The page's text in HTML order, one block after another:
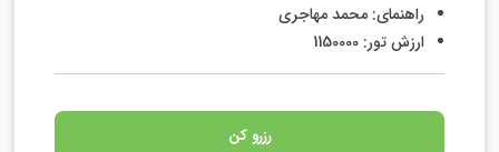
راهنمای: محمد مهاجری
ارزش تور: 1150000
رزرو کن